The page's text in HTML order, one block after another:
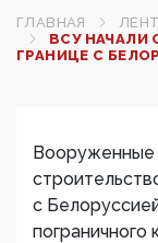
ГЛАВНАЯ
ВСУ НАЧАЛИ
ГРАНИЦЕ С
Вооруженные
с